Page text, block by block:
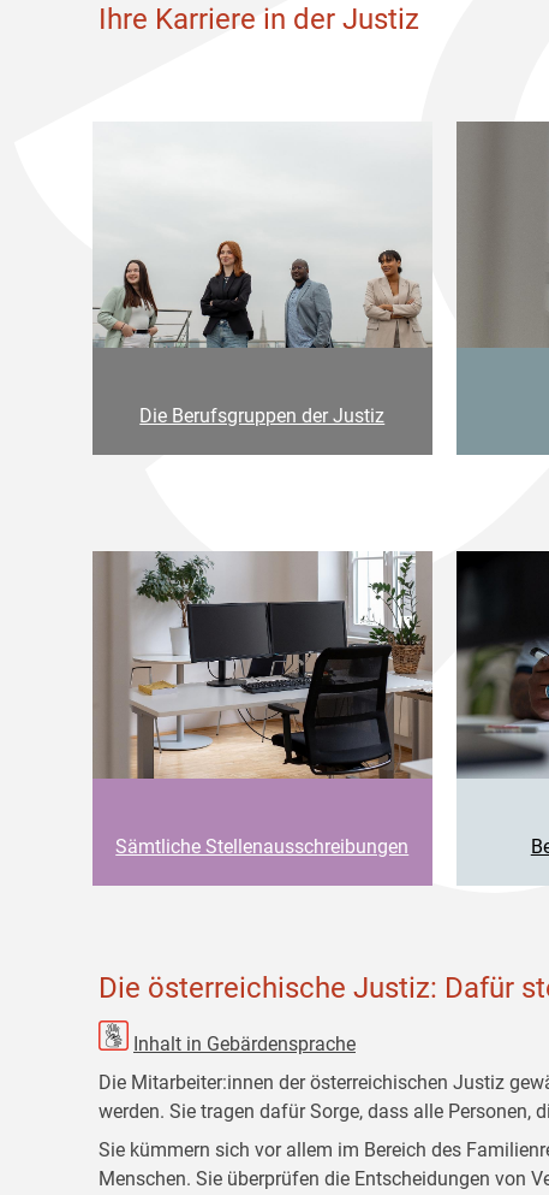
Ihre Karriere in der Justiz
Die Berufsgruppen der Justiz
Sämtliche Stellenausschreibungen
Die österreichische Justiz: Dafür
Inhalt in Gebärdensprache
Die Mitarbeiter:innen der österreichischen Justiz
werden. Sie tragen dafür Sorge, dass alle Personen,
Sie kümmern sich vor allem im Bereich des
Menschen. Sie überprüfen die Entscheidungen von